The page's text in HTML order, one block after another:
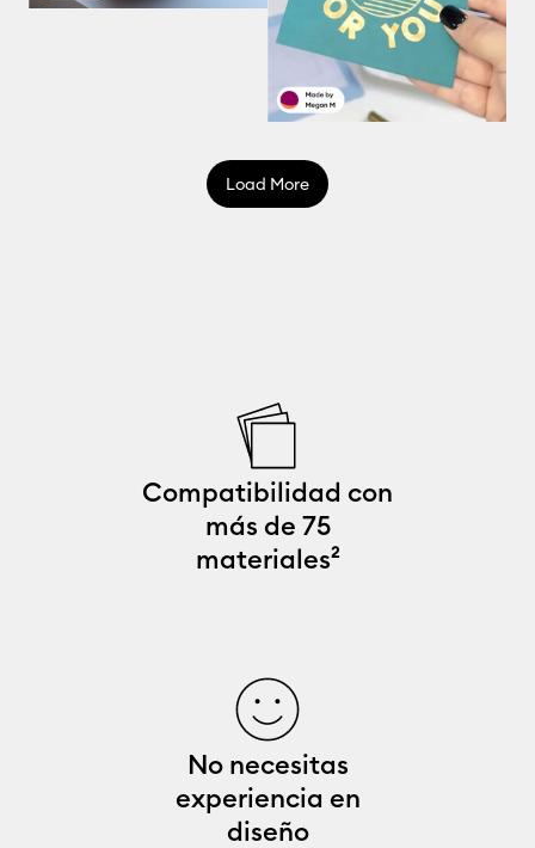
Load More
Compatibilidad con
más de 75
materiales²
No necesitas
experiencia en
diseño